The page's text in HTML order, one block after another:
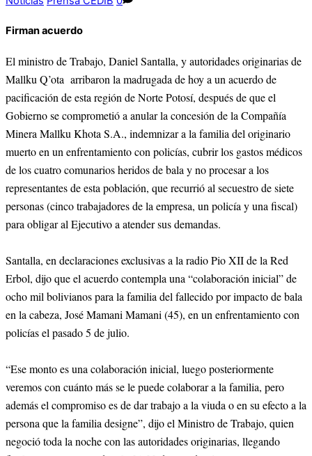
Firman acuerdo
El ministro de Trabajo, Daniel Santalla, y autoridades originarias de
Mallku Q’ota arribaron la madrugada de hoy a un acuerdo de
pacificación de esta región de Norte Potosí, después de que el
Gobierno se comprometió a anular la concesión de la Compañía
Minera Mallku Khota S.A., indemnizar a la familia del originario
muerto en un enfrentamiento con policías, cubrir los gastos médicos
de los cuatro comunarios heridos de bala y no procesar a los
representantes de esta población, que recurrió al secuestro de siete
personas (cinco trabajadores de la empresa, un policía y una fiscal)
para obligar al Ejecutivo a atender sus demandas.
Santalla, en declaraciones exclusivas a la radio Pio XII de la Red
Erbol, dijo que el acuerdo contempla una “colaboración inicial” de
ocho mil bolivianos para la familia del fallecido por impacto de bala
en la cabeza, José Mamani Mamani (45), en un enfrentamiento con
policías el pasado 5 de julio.
“Ese monto es una colaboración inicial, luego posteriormente
veremos con cuánto más se le puede colaborar a la familia, pero
además el compromiso es de dar trabajo a la viuda o en su efecto a la
persona que la familia designe”, dijo el Ministro de Trabajo, quien
negoció toda la noche con las autoridades originarias, llegando